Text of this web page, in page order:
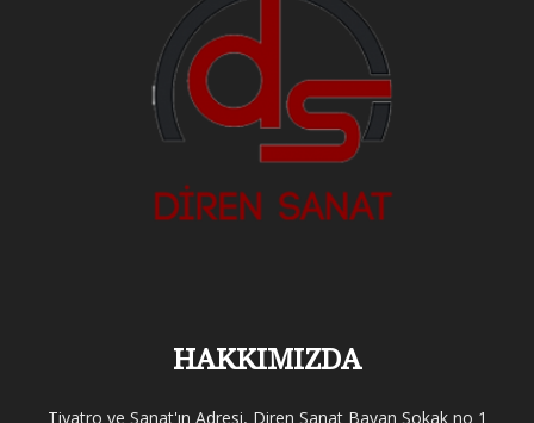
HAKKIMIZDA
Tiyatro ve Sanat'ın Adresi, Diren Sanat Bayan Sokak no 1